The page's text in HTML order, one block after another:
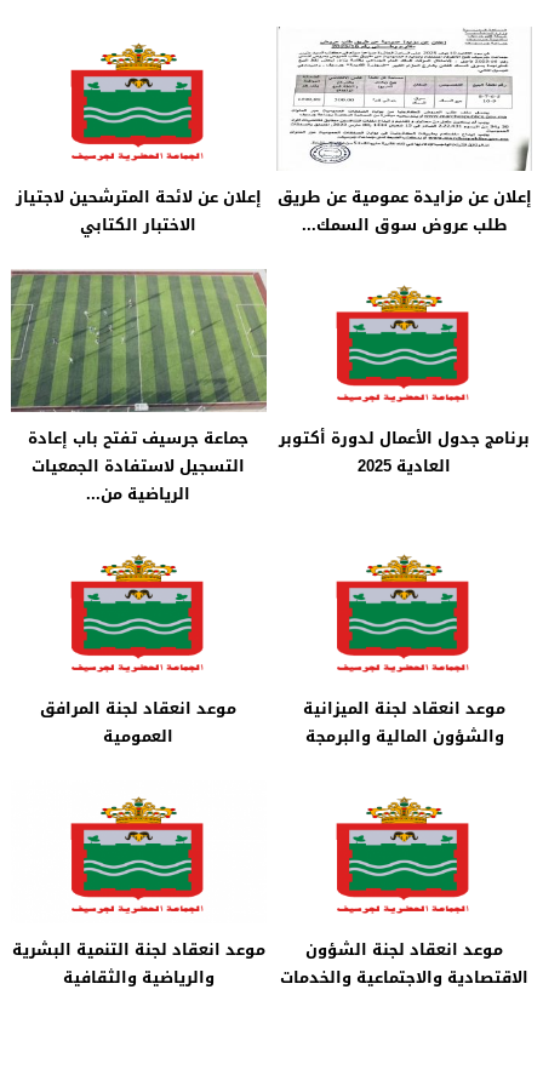
إعلان عن مزايدة عمومية عن طريق
طلب عروض سوق السمك...
إعلان عن لائحة المترشحين لاجتياز
الاختبار الكتابي
برنامج جدول الأعمال لدورة أكتوبر
العادية 2025
جماعة جرسيف تفتح باب إعادة
التسجيل لاستفادة الجمعيات
الرياضية من...
موعد انعقاد لجنة الميزانية
والشؤون المالية والبرمجة
موعد انعقاد لجنة المرافق
العمومية
موعد انعقاد لجنة الشؤون
الاقتصادية والاجتماعية والخدمات
موعد انعقاد لجنة التنمية البشرية
والرياضية والثقافية